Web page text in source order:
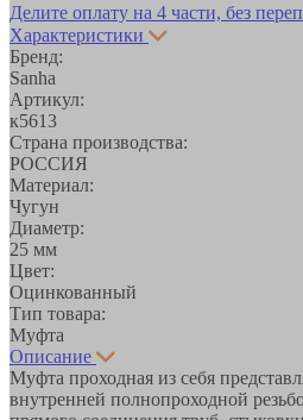
Делите оплату на 4 части, без
Характеристики
Бренд:
Sanha
Артикул:
к5613
Страна производства:
РОССИЯ
Материал:
Чугун
Диаметр:
25 мм
Цвет:
Оцинкованный
Тип товара:
Муфта
Описание
Муфта проходная из себя
внутренней полнопроходной